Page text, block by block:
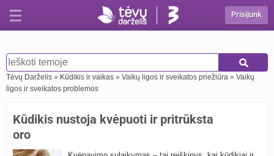
Prisijunk
Tėvų Darželis » Kūdikis ir vaikas » Vaikų ligos ir sveikatos priežiūra » Vaikų
ligos ir sveikatos problemos
Kūdikis nustoja kvėpuoti ir pritrūksta
oro